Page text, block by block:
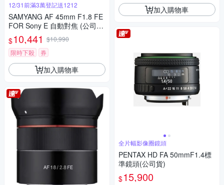
12/31前滿3萬登記送1212
SAMYANG AF 45mm F1.8 FE
FOR Sony E 自動對焦 (公司
貨)
$10,441 $10,990
限時下殺
券
加入購物車
加入購物車
全片幅影像圈鏡頭
PENTAX HD FA 50mmF1.4標
準鏡頭(公司貨)
$15,900